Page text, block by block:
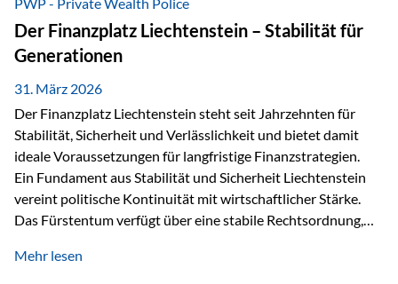
heißt das:Diese Gelder gehören im Konkursfall nicht zur
allgemeinen Konkursmasse, sondern werden ausschließlich
zur Erfüllung…
Der Finanzplatz Liechtenstein – Stabilität für
Generationen
31. März 2026
Der Finanzplatz Liechtenstein steht seit Jahrzehnten für
Stabilität, Sicherheit und Verlässlichkeit und bietet damit
ideale Voraussetzungen für langfristige Finanzstrategien.
Ein Fundament aus Stabilität und Sicherheit Liechtenstein
vereint politische Kontinuität mit wirtschaftlicher Stärke.
Das Fürstentum verfügt über eine stabile Rechtsordnung,
monarchischen Elementen basiert. Diese Struktur schafft
Mehr lesen